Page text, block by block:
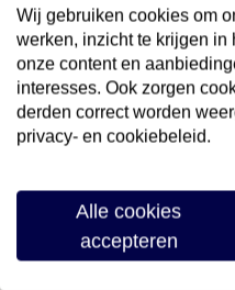
Wij gebruiken cookies om
werken, inzicht te krijgen in
onze content en
interesses. Ook zorgen
derden correct worden
privacy- en cookiebeleid.
Alle cookies
accepteren